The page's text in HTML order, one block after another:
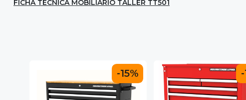
FICHA TÉCNICA MOBILIARIO TALLER TT501
-15%